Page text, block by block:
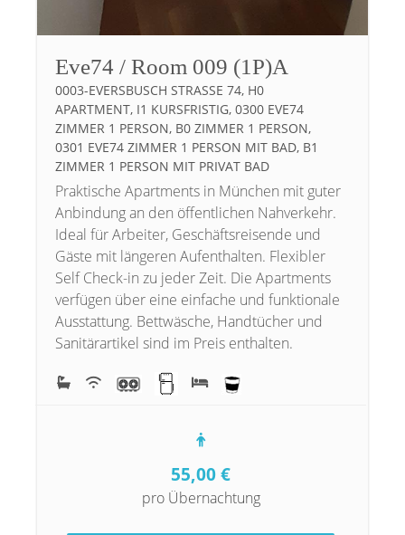
Eve74 / Room 009 (1P)A
0003-EVERSBUSCH STRASSE 74, H0 A
PARTMENT, I1 KURSFRISTIG, 0300 EVE74 Z
IMMER 1 PERSON, B0 ZIMMER 1 PERSON, 0
301 EVE74 ZIMMER 1 PERSON MIT BAD, B1 Z
IMMER 1 PERSON MIT PRIVAT BAD
Praktische Apartments in München mit guter
Anbindung an den öffentlichen Nahverkehr.
Ideal für Arbeiter, Geschäftsreisende und
Gäste mit längeren Aufenthalten. Flexibler
Self Check-in zu jeder Zeit. Die Apartments
verfügen über eine einfache und funktionale
Ausstattung. Bettwäsche, Handtücher und
Sanitärartikel sind im Preis enthalten.
55,00€
pro Übernachtung